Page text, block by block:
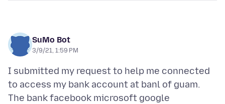
SuMo Bot
3/9/21, 1:59 PM
I submitted my request to help me connected
to access my bank account at banl of guam.
The bank facebook microsoft google